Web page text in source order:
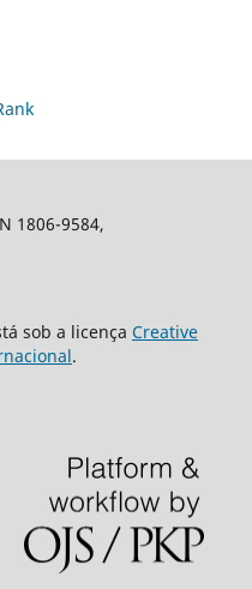
1806-9584,
sob a licença Creative
.